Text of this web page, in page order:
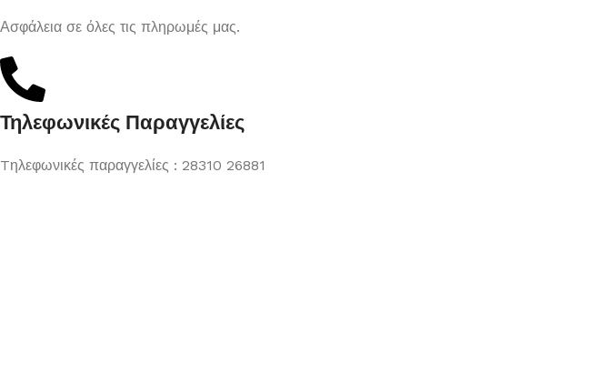
Ασφάλεια σε όλες τις πληρωμές μας.
Τηλεφωνικές Παραγγελίες
Tηλεφωνικές παραγγελίες : 28310 26881